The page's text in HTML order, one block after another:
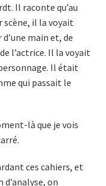
Il raconte qu’au
il la voyait
main et, de
l’actrice. Il la voyait
Il était
qui passait le
là que je vois
ces cahiers, et
on